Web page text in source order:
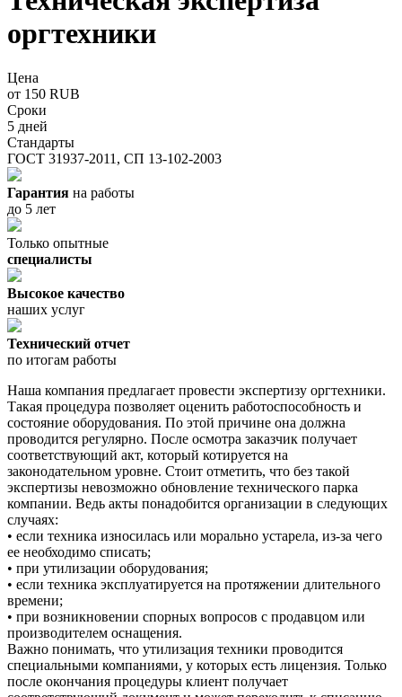
оргтехники
Цена
от 150 RUB
Сроки
5 дней
Стандарты
ГОСТ 31937-2011, СП 13-102-2003
Гарантия на работы
до 5 лет
Только опытные
специалисты
Высокое качество
наших услуг
Технический отчет
по итогам работы
Наша компания предлагает провести экспертизу оргтехники.
Такая процедура позволяет оценить работоспособность и
состояние оборудования. По этой причине она должна
проводится регулярно. После осмотра заказчик получает
соответствующий акт, который котируется на
законодательном уровне. Стоит отметить, что без такой
экспертизы невозможно обновление технического парка
компании. Ведь акты понадобится организации в следующих
случаях:
• если техника износилась или морально устарела, из-за чего
ее необходимо списать;
• при утилизации оборудования;
• если техника эксплуатируется на протяжении длительного
времени;
• при возникновении спорных вопросов с продавцом или
производителем оснащения.
Важно понимать, что утилизация техники проводится
специальными компаниями, у которых есть лицензия. Только
после окончания процедуры клиент получает